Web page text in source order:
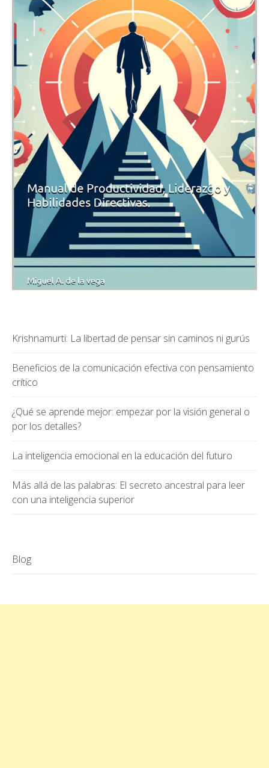
Krishnamurti: La libertad de pensar sin caminos ni gurús
Beneficios de la comunicación efectiva con pensamiento
crítico
¿Qué se aprende mejor: empezar por la visión general o
por los detalles?
La inteligencia emocional en la educación del futuro
Más allá de las palabras: El secreto ancestral para leer
con una inteligencia superior
Blog